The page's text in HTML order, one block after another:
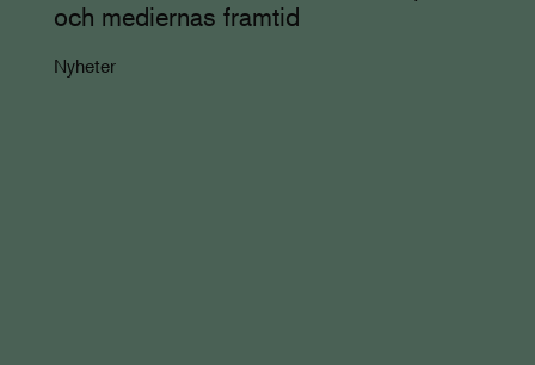
och mediernas framtid
Nyheter